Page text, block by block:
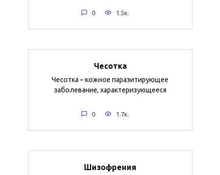
0 1.5к.
Чесотка
Чесотка – кожное паразитирующее
заболевание, характеризующееся
0 1.7к.
Шизофрения